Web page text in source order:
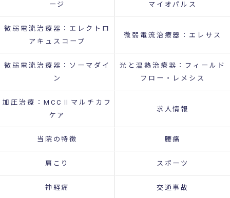
ージ
マイオパルス
微弱電流治療器：エレクトロ
アキュスコープ
微弱電流治療器：エレサス
微弱電流治療器：ソーマダイ
ン
光と温熱治療器：フィールド
フロー・レメシス
加圧治療：MCCⅡマルチカフ
ケア
求人情報
当院の特徴 腰痛
肩こり スポーツ
神経痛 交通事故